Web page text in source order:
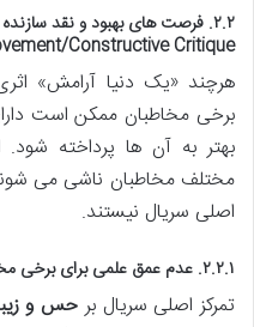
Constructive Critique)
هرچند «یک دنیا آرامش»
برخی مخاطبان ممکن است
بهتر به آن ها پرداخته شود.
مختلف مخاطبان ناشی می
اصلی سریال نیستند.
۲.۲.۱. عدم عمق علمی برای برخی مخاطبان
تمرکز اصلی سریال برحس و